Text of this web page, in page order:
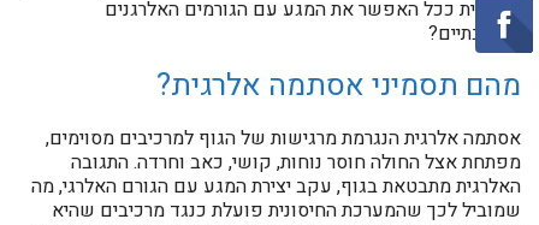
להפחית ככל האפשר את המגע עם הגורמים האלרגנים
הסביבתיים?
מהם תסמיני אסתמה אלרגית?
אסתמה אלרגית הנגרמת מרגישות של הגוף למרכיבים מסוימים,
מפתחת אצל החולה חוסר נוחות, קושי, כאב וחרדה. התגובה
האלרגית מתבטאת בגוף, עקב יצירת המגע עם הגורם האלרגי, מה
שמוביל לכך שהמערכת החיסונית פועלת כנגד מרכיבים שהיא